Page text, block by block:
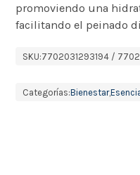
promoviendo una
facilitando el peinado
SKU:7702031293194 /
Categorías:Bienestar,